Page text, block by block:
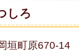
しろ
垣町原670-14